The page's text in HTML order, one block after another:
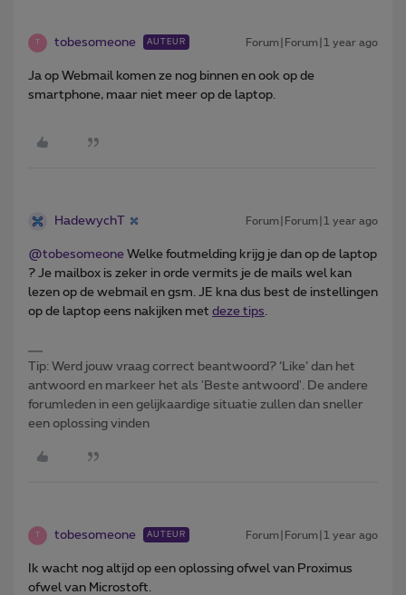
tobesomeone AUTEUR Forum|Forum|1 year ago
Ja op Webmail komen ze nog binnen en ook op de
smartphone, maar niet meer op de laptop.
HadewychT Forum|Forum|1 year ago
@tobesomeone Welke foutmelding krijg je dan op de laptop
? Je mailbox is zeker in orde vermits je de mails wel kan
lezen op de webmail en gsm. JE kna dus best de instellingen
op de laptop eens nakijken met deze tips
Tip: Werd jouw vraag correct beantwoord? ‘Like’ dan het
antwoord en markeer het als 'Beste antwoord'. De andere
forumleden in een gelijkaardige situatie zullen dan sneller
een oplossing vinden
tobesomeone AUTEUR Forum|Forum|1 year ago
Ik wacht nog altijd op een oplossing ofwel van Proximus
ofwel van Microstoft.